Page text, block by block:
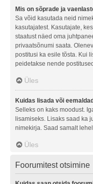
Mis on sõprade ja
Sa võid kasutada neid
kasutajatest. Kasutajate,
staatust näed oma
privaatsõnumi saata.
postitusi ka esile tõsta. Kui
peidetakse nende
Üles
Kuidas lisada või
Selleks on kaks moodust.
lisamiseks. Lisaks saad ka
nimekirja. Saad samalt
Üles
Foorumitest otsimine